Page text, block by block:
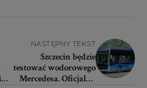
NASTĘPNY TEKST
Szczecin będzie
testować wodorowego
Mercedesa. Oficjalna